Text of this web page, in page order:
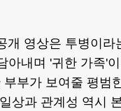
개 영상은 투병이라
아내며 '귀한 가족'
부가 보여줄 평범
상과 관계성 역시